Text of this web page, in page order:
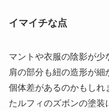
イマイチな点
マントや衣服の陰影が少
肩の部分も紐の造形が細
個体差があるのかもしれ
たルフィのズボンの塗装